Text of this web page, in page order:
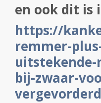
en ook dit is
https://
remmer-
bij-zwaar-